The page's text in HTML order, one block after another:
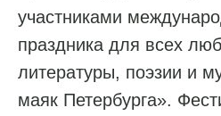
участниками
праздника для всех
литературы, поэзии и
маяк Петербурга».